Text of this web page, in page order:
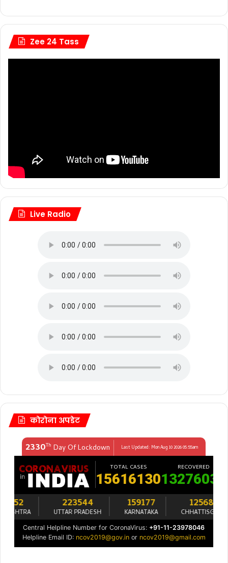
Zee 24 Tass
Live Radio
कोरोना अपडेट